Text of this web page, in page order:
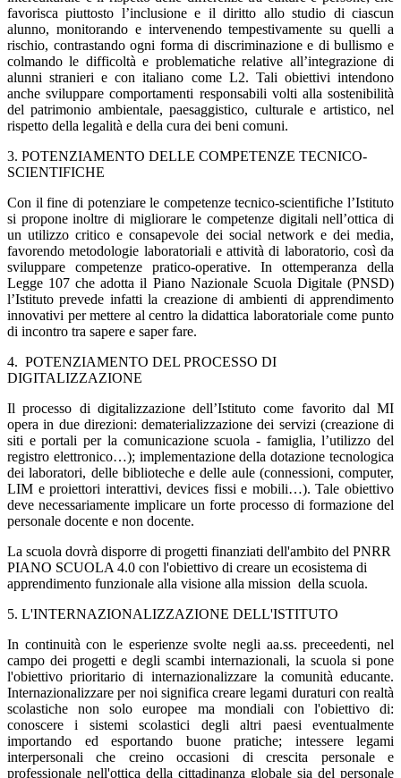
favorisca piuttosto l’inclusione e il diritto allo studio di ciascun
alunno, monitorando e intervenendo tempestivamente su quelli a
rischio, contrastando ogni forma di discriminazione e di bullismo e
colmando le difficoltà e problematiche relative all’integrazione di
alunni stranieri e con italiano come L2. Tali obiettivi intendono
anche sviluppare comportamenti responsabili volti alla sostenibilità
del patrimonio ambientale, paesaggistico, culturale e artistico, nel
rispetto della legalità e della cura dei beni comuni.
3. POTENZIAMENTO DELLE COMPETENZE TECNICO-
SCIENTIFICHE
Con il fine di potenziare le competenze tecnico-scientifiche l’Istituto
si propone inoltre di migliorare le competenze digitali nell’ottica di
un utilizzo critico e consapevole dei social network e dei media,
favorendo metodologie laboratoriali e attività di laboratorio, così da
sviluppare competenze pratico-operative. In ottemperanza della
Legge 107 che adotta il Piano Nazionale Scuola Digitale (PNSD)
l’Istituto prevede infatti la creazione di ambienti di apprendimento
innovativi per mettere al centro la didattica laboratoriale come punto
di incontro tra sapere e saper fare.
4. POTENZIAMENTO DEL PROCESSO DI
DIGITALIZZAZIONE
Il processo di digitalizzazione dell’Istituto come favorito dal MI
opera in due direzioni: dematerializzazione dei servizi (creazione di
siti e portali per la comunicazione scuola - famiglia, l’utilizzo del
registro elettronico…); implementazione della dotazione tecnologica
dei laboratori, delle biblioteche e delle aule (connessioni, computer,
LIM e proiettori interattivi, devices fissi e mobili…). Tale obiettivo
deve necessariamente implicare un forte processo di formazione del
personale docente e non docente.
La scuola dovrà disporre di progetti finanziati dell'ambito del PNRR
PIANO SCUOLA 4.0 con l'obiettivo di creare un ecosistema di
apprendimento funzionale alla visione alla mission della scuola.
5. L'INTERNAZIONALIZZAZIONE DELL'ISTITUTO
In continuità con le esperienze svolte negli aa.ss. preceedenti, nel
campo dei progetti e degli scambi internazionali, la scuola si pone
l'obiettivo prioritario di internazionalizzare la comunità educante.
Internazionalizzare per noi significa creare legami duraturi con realtà
scolastiche non solo europee ma mondiali con l'obiettivo di:
conoscere i sistemi scolastici degli altri paesi eventualmente
importando ed esportando buone pratiche; intessere legami
interpersonali che creino occasioni di crescita personale e
professionale nell'ottica della cittadinanza globale sia del personale